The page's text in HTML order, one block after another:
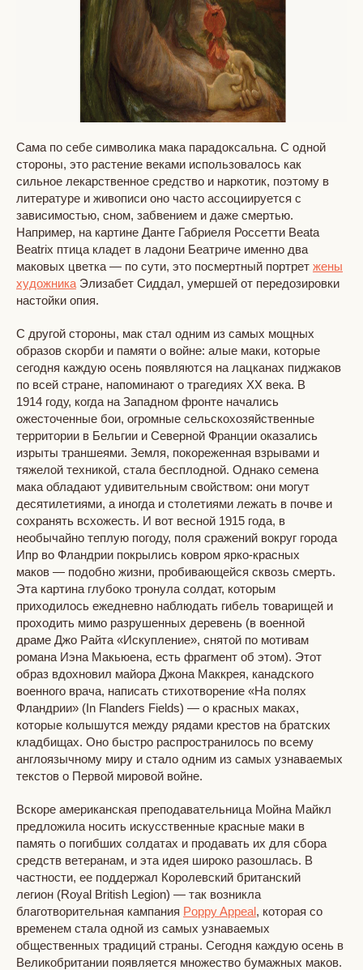
Сама по себе символика мака парадоксальна. С одной
стороны, это растение веками использовалось как
сильное лекарственное средство и наркотик, поэтому в
литературе и живописи оно часто ассоциируется с
зависимостью, сном, забвением и даже смертью.
Например, на картине Данте Габриеля Россетти Beata
Beatrix птица кладет в ладони Беатриче именно два
маковых цветка — по сути, это посмертный портрет жены
художника Элизабет Сиддал, умершей от передозировки
настойки опия.
С другой стороны, мак стал одним из самых мощных
образов скорби и памяти о войне: алые маки, которые
сегодня каждую осень появляются на лацканах пиджаков
по всей стране, напоминают о трагедиях XX века. В
1914 году, когда на Западном фронте начались
ожесточенные бои, огромные сельскохозяйственные
территории в Бельгии и Северной Франции оказались
изрыты траншеями. Земля, покореженная взрывами и
тяжелой техникой, стала бесплодной. Однако семена
мака обладают удивительным свойством: они могут
десятилетиями, а иногда и столетиями лежать в почве и
сохранять всхожесть. И вот весной 1915 года, в
необычайно теплую погоду, поля сражений вокруг города
Ипр во Фландрии покрылись ковром ярко-красных
маков — подобно жизни, пробивающейся сквозь смерть.
Эта картина глубоко тронула солдат, которым
приходилось ежедневно наблюдать гибель товарищей и
проходить мимо разрушенных деревень (в военной
драме Джо Райта «Искупление», снятой по мотивам
романа Иэна Макьюена, есть фрагмент об этом). Этот
образ вдохновил майора Джона Маккрея, канадского
военного врача, написать стихотворение «На полях
Фландрии» (In Flanders Fields) — о красных маках,
которые колышутся между рядами крестов на братских
кладбищах. Оно быстро распространилось по всему
англоязычному миру и стало одним из самых узнаваемых
текстов о Первой мировой войне.
Вскоре американская преподавательница Мойна Майкл
предложила носить искусственные красные маки в
память о погибших солдатах и продавать их для сбора
средств ветеранам, и эта идея широко разошлась. В
частности, ее поддержал Королевский британский
легион (Royal British Legion) — так возникла
благотворительная кампания Poppy Appeal, которая со
временем стала одной из самых узнаваемых
общественных традиций страны. Сегодня каждую осень в
Великобритании появляется множество бумажных маков.